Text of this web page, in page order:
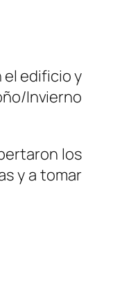
el edificio y
Invierno
los
y a tomar